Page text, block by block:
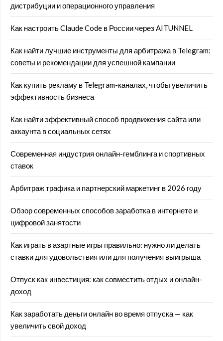
дистрибуции и операционного управления
Как настроить Claude Code в России через AITUNNEL
Как найти лучшие инструменты для арбитража в Telegram:
советы и рекомендации для успешной кампании
Как купить рекламу в Telegram-каналах, чтобы увеличить
эффективность бизнеса
Как найти эффективный способ продвижения сайта или
аккаунта в социальных сетях
Современная индустрия онлайн-гемблинга и спортивных
ставок
Арбитраж трафика и партнерский маркетинг в 2026 году
Обзор современных способов заработка в интернете и
цифровой занятости
Как играть в азартные игры правильно: нужно ли делать
ставки для удовольствия или для получения выигрыша
Отпуск как инвестиция: как совместить отдых и онлайн-
доход
Как заработать деньги онлайн во время отпуска — как
увеличить свой доход